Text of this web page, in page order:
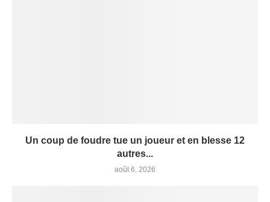
Un coup de foudre tue un joueur et en blesse 12
autres...
août 6, 2026